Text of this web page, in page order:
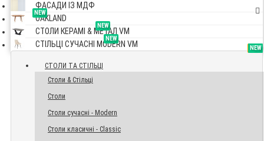
ФАСАДИ ІЗ МДФ
NEW
OAKLAND
NEW
СТОЛИ КЕРАМІ & МЕТАЛ VM
NEW
СТІЛЬЦІ СУЧАСНІ MODERN VM TOP
СТОЛИ ТА СТІЛЬЦІ
Столи & Стільці
Столи
Столи сучасні - Modern
Столи класичні - Classic
NEW
NEW
NEW